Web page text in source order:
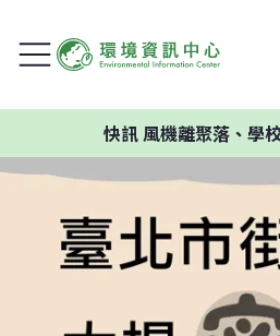
風機離聚落、學校過近 彰化